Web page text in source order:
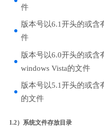
件
版本号以6.1开头的或含
件
版本号以6.0开头的或含
windows Vista的文件
版本号以5.1开头的或
的文件
1.2）系统文件存放目录